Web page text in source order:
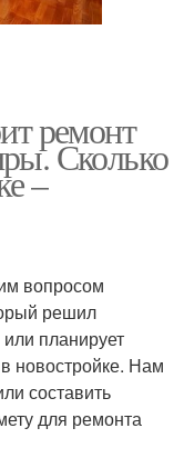
ремонт
Сколько
–
вопросом
решил
планирует
новостройке. Нам
составить
для ремонта